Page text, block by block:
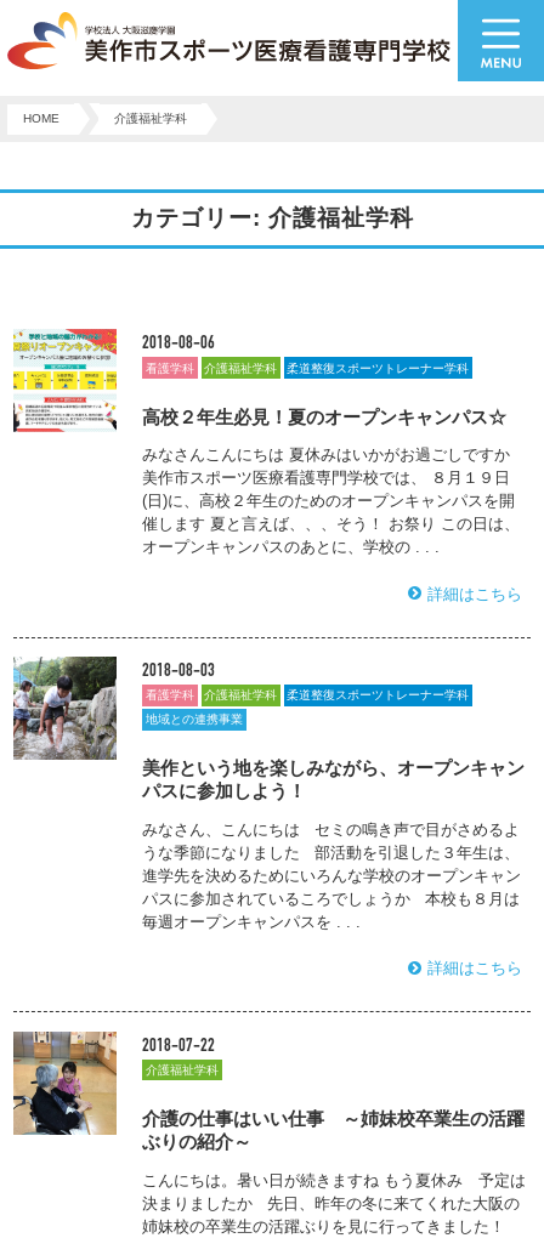
HOME 介護福祉学科
カテゴリー: 介護福祉学科
2018-08-06
看護学科 介護福祉学科 柔道整復スポーツトレーナー学科
高校２年生必見！夏のオープンキャンパス☆
みなさんこんにちは 夏休みはいかがお過ごしですか
美作市スポーツ医療看護専門学校では、 ８月１９日
(日)に、高校２年生のためのオープンキャンパスを開
催します 夏と言えば、、、そう！ お祭り この日は、
オープンキャンパスのあとに、学校の . . .
詳細はこちら
2018-08-03
看護学科 介護福祉学科
柔道整復スポーツトレーナー学科
地域との連携事業
美作という地を楽しみながら、オープンキャン
パスに参加しよう！
みなさん、こんにちは セミの鳴き声で目がさめるよ
うな季節になりました 部活動を引退した３年生は、
進学先を決めるためにいろんな学校のオープンキャン
パスに参加されているころでしょうか 本校も８月は
毎週オープンキャンパスを . . .
詳細はこちら
2018-07-22
介護福祉学科
介護の仕事はいい仕事 ～姉妹校卒業生の活躍
ぶりの紹介～
こんにちは。暑い日が続きますね もう夏休み 予定は
決まりましたか 先日、昨年の冬に来てくれた大阪の
姉妹校の卒業生の活躍ぶりを見に行ってきました！